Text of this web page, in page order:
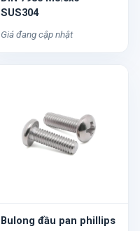
SUS304
Giá đang cập nhật
Bulong đầu pan phillips